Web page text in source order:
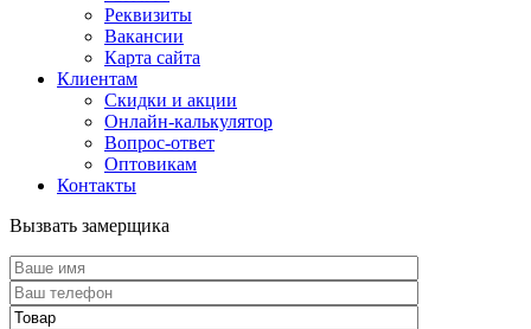
Реквизиты
Вакансии
Карта сайта
Клиентам
Скидки и акции
Онлайн-калькулятор
Вопрос-ответ
Оптовикам
Контакты
Вызвать замерщика